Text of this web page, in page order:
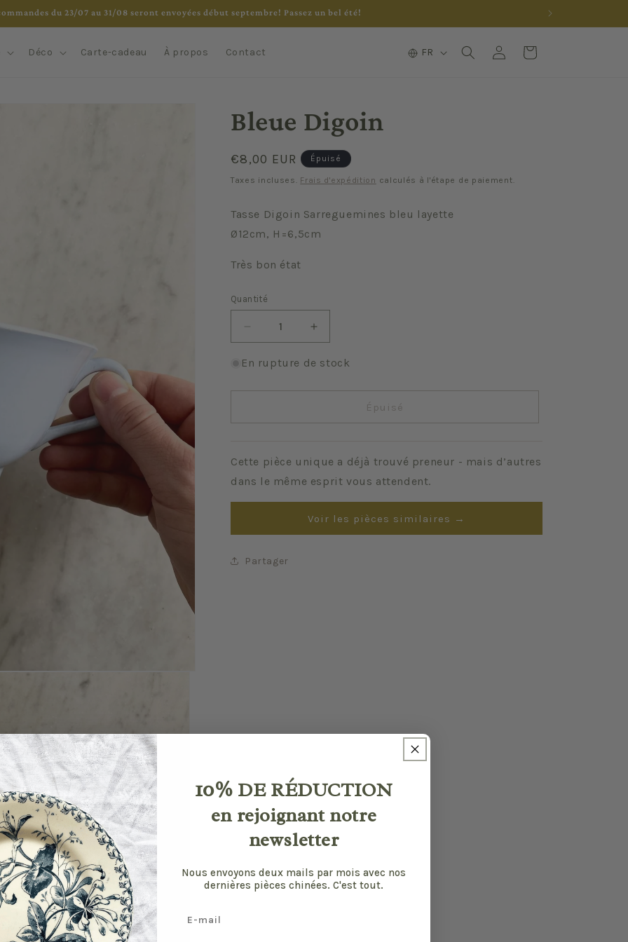
du 23/07 au 31/08 seront envoyées début septembre! Passez un bel été!
Déco Carte-cadeau À propos Contact
L
FR ConnexionPanier
Bleue Digoin
Prix
habituel
€8,00 EUR Épuisé
Taxes incluses. Frais d'expédition calculés à l'étape de paiement.
Tasse Digoin Sarreguemines bleu layette
Ø12cm, H=6,5cm
Très bon état
Quantité
Quantité
Réduire
la
quantité
Bleue
Augmenter
la
quantité
Bleue
En rupture de stock
Épuisé
Cette pièce unique a déjà trouvé preneur - mais d’autres
dans le même esprit vous attendent.
Voir les pièces similaires →
Partager
10% DE RÉDUCTION
en rejoignant notre
newsletter
Nous envoyons deux mails par mois avec nos
dernières pièces chinées. C'est tout.